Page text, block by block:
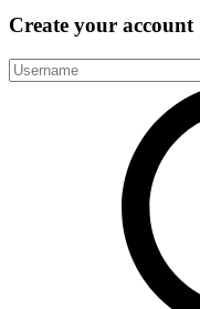
Create your account